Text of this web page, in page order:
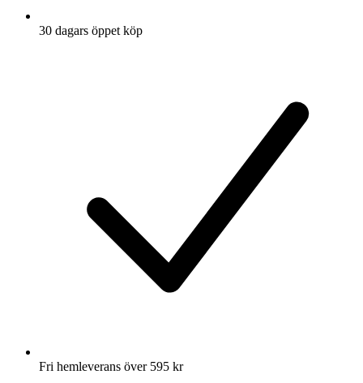
30 dagars öppet köp
Fri hemleverans över 595 kr